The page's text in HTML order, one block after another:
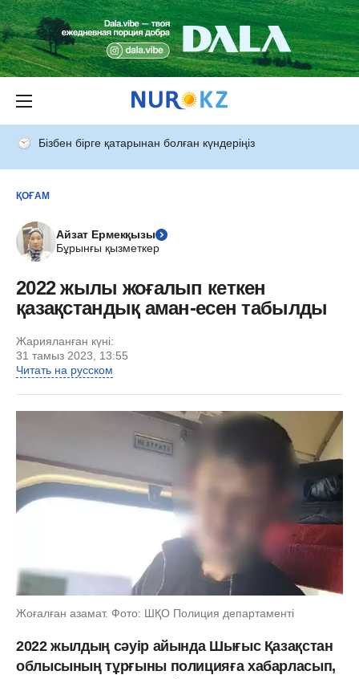
Бізбен бірге қатарынан болған күндеріңіз
ҚОҒАМ
Айзат Ермекқызы
Бұрынғы қызметкер
2022 жылы жоғалып кеткен
қазақстандық аман-есен табылды
Жарияланған күні:
31 тамыз 2023, 13:55
Читать на русском
Жоғалған азамат. Фото: ШҚО Полиция департаменті
2022 жылдың сәуір айында Шығыс Қазақстан
облысының тұрғыны полицияға хабарласып,